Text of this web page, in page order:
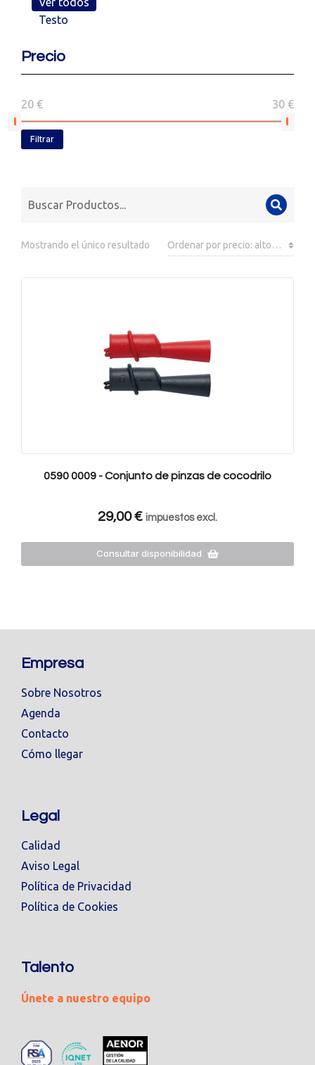
Testo
Precio
20 € 30 €
Filtrar
Mostrando el único resultado
0590 0009 - Conjunto de pinzas de cocodrilo
29,00€ impuestos excl.
Consultar disponibilidad
Empresa
Sobre Nosotros
Agenda
Contacto
Cómo llegar
Legal
Calidad
Aviso Legal
Política de Privacidad
Política de Cookies
Talento
Únete a nuestro equipo